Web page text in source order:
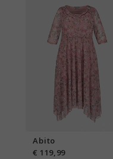
Abito
€ 119,99